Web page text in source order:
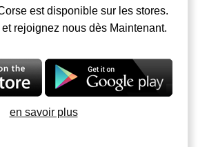
est disponible sur les stores.
rejoignez nous dès Maintenant.
en savoir plus